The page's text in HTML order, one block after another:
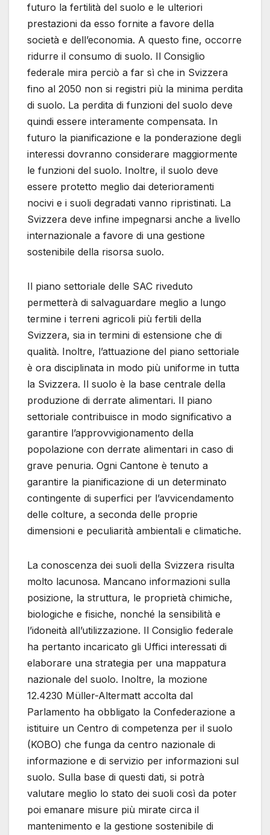
futuro la fertilità del suolo e le ulteriori
prestazioni da esso fornite a favore della
società e dell’economia. A questo fine, occorre
ridurre il consumo di suolo. Il Consiglio
federale mira perciò a far sì che in Svizzera
fino al 2050 non si registri più la minima perdita
di suolo. La perdita di funzioni del suolo deve
quindi essere interamente compensata. In
futuro la pianificazione e la ponderazione degli
interessi dovranno considerare maggiormente
le funzioni del suolo. Inoltre, il suolo deve
essere protetto meglio dai deterioramenti
nocivi e i suoli degradati vanno ripristinati. La
Svizzera deve infine impegnarsi anche a livello
internazionale a favore di una gestione
sostenibile della risorsa suolo.
Il piano settoriale delle SAC riveduto
permetterà di salvaguardare meglio a lungo
termine i terreni agricoli più fertili della
Svizzera, sia in termini di estensione che di
qualità. Inoltre, l’attuazione del piano settoriale
è ora disciplinata in modo più uniforme in tutta
la Svizzera. Il suolo è la base centrale della
produzione di derrate alimentari. Il piano
settoriale contribuisce in modo significativo a
garantire l’approvvigionamento della
popolazione con derrate alimentari in caso di
grave penuria. Ogni Cantone è tenuto a
garantire la pianificazione di un determinato
contingente di superfici per l’avvicendamento
delle colture, a seconda delle proprie
dimensioni e peculiarità ambientali e climatiche.
La conoscenza dei suoli della Svizzera risulta
molto lacunosa. Mancano informazioni sulla
posizione, la struttura, le proprietà chimiche,
biologiche e fisiche, nonché la sensibilità e
l’idoneità all’utilizzazione. Il Consiglio federale
ha pertanto incaricato gli Uffici interessati di
elaborare una strategia per una mappatura
nazionale del suolo. Inoltre, la mozione
12.4230 Müller-Altermatt accolta dal
Parlamento ha obbligato la Confederazione a
istituire un Centro di competenza per il suolo
(KOBO) che funga da centro nazionale di
informazione e di servizio per informazioni sul
suolo. Sulla base di questi dati, si potrà
valutare meglio lo stato dei suoli così da poter
poi emanare misure più mirate circa il
mantenimento e la gestione sostenibile di